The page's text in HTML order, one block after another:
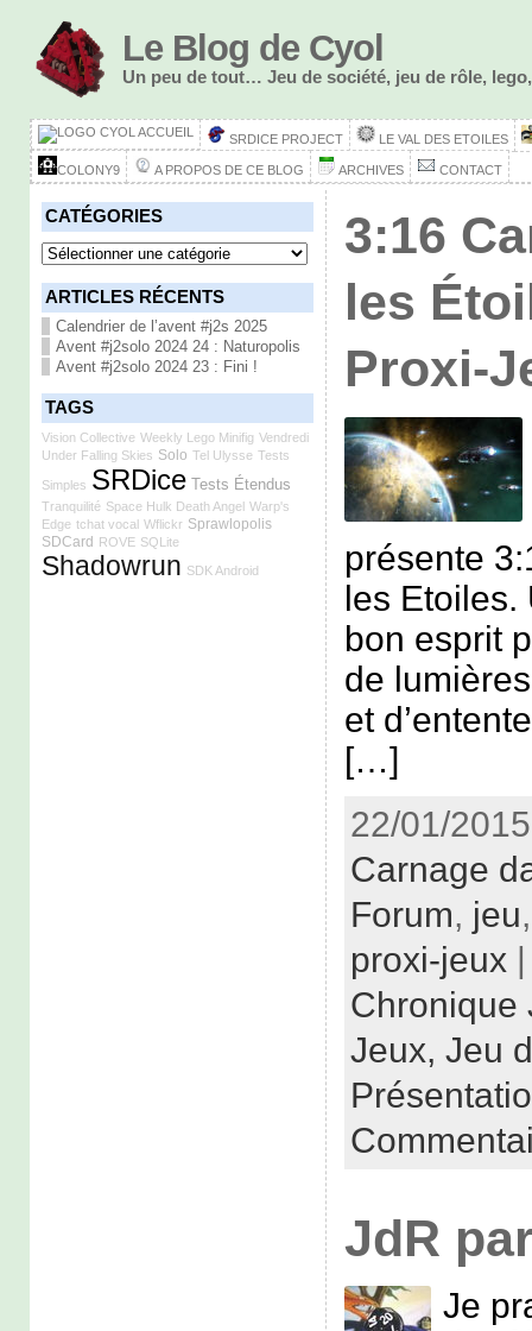
Le Blog de Cyol
Un peu de tout… Jeu de société, jeu de rôle,
ACCUEIL SRDICE PROJECT LE VAL DES ETOILES
COLONY9 A PROPOS DE CE BLOG ARCHIVES CONTACT
CATÉGORIES
Catégories
ARTICLES RÉCENTS
Calendrier de l’avent #j2s 2025
Avent #j2solo 2024 24 : Naturopolis
Avent #j2solo 2024 23 : Fini !
TAGS
Vision Collective Weekly Lego Minifig Vendredi
Under Falling Skies Solo Tel Ulysse Tests
Simples SRDice Tests Étendus
Tranquilité Space Hulk Death Angel Warp's
Edge tchat vocal Wflickr Sprawlopolis
SDCard ROVE SQLite
Shadowrun SDK Android
3:16
les
Proxi-
présente
les Etoiles.
bon esprit
de
et
[…]
22/01/
Carnage
Forum, jeu
proxi-jeux
Chronique
Jeux, Jeu
JdR
Je